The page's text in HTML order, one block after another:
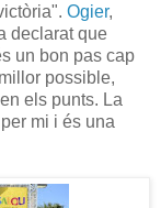
Ogier,
declarat que
un bon pas cap
possible,
els punts. La
mi i és una